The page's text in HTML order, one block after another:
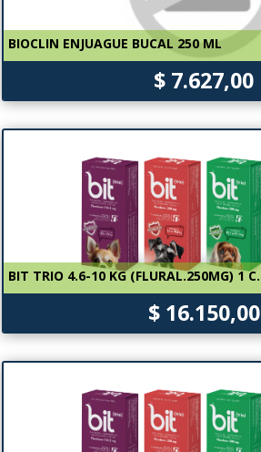
BIOCLIN ENJUAGUE BUCAL 250 ML
$ 7.627,00
BIT TRIO 4.6-10 KG (FLURAL.250MG) 1 C.
$ 16.150,00